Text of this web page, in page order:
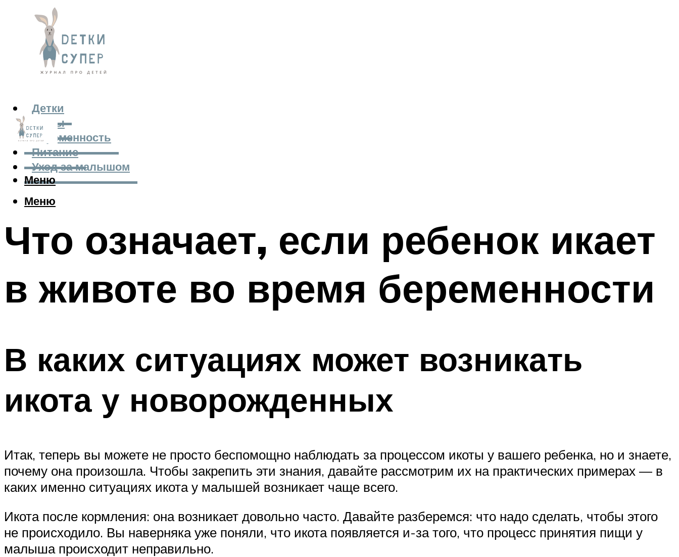
Детки
Мамы
Беременность
Питание
Уход за малышом
Меню
Меню
Что означает, если ребенок икает
в животе во время беременности
В каких ситуациях может возникать
икота у новорожденных
Итак, теперь вы можете не просто беспомощно наблюдать за процессом икоты у вашего ребенка, но и знаете,
почему она произошла. Чтобы закрепить эти знания, давайте рассмотрим их на практических примерах — в
каких именно ситуациях икота у малышей возникает чаще всего.
Икота после кормления: она возникает довольно часто. Давайте разберемся: что надо сделать, чтобы этого
не происходило. Вы наверняка уже поняли, что икота появляется и-за того, что процесс принятия пищи у
малыша происходит неправильно.